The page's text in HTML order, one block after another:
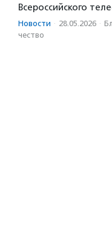
Всероссийского
Новости · 28.05.2026 ·
чест­во